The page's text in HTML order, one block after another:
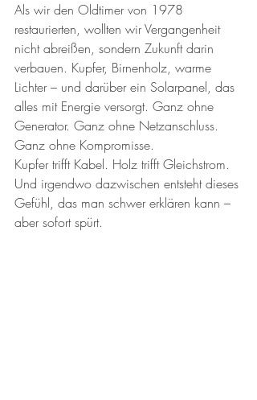
Als wir den Oldtimer von 1978
restaurierten, wollten wir Vergangenheit
nicht abreißen, sondern Zukunft darin
verbauen. Kupfer, Birnenholz, warme
Lichter – und darüber ein Solarpanel, das
alles mit Energie versorgt. Ganz ohne
Generator. Ganz ohne Netzanschluss.
Ganz ohne Kompromisse.
Kupfer trifft Kabel. Holz trifft Gleichstrom.
Und irgendwo dazwischen entsteht dieses
Gefühl, das man schwer erklären kann –
aber sofort spürt.